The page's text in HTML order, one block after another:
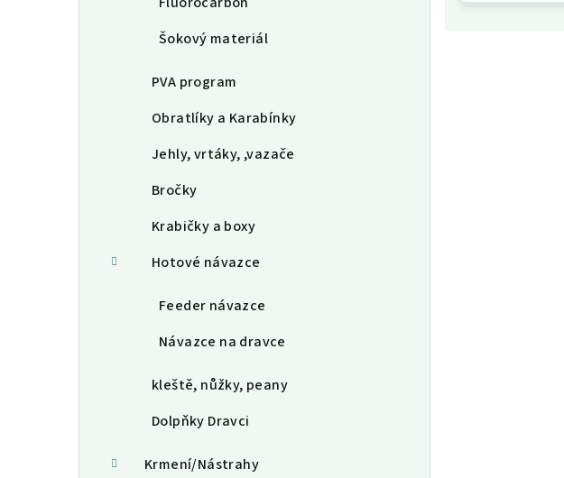
Šokový materiál
PVA program
Obratlíky a Karabínky
Jehly, vrtáky, ,vazače
Bročky
Krabičky a boxy
Hotové návazce
Feeder návazce
Návazce na dravce
kleště, nůžky, peany
Dolpňky Dravci
Krmení/Nástrahy